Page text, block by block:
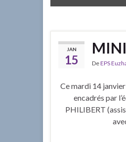
JAN
15 DeEPS
Ce mardi 14
encadrés par
PHILIBERT